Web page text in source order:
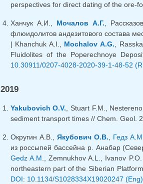
perspectives for direct dating of the ore-
Ханчук А.И., Мочалов А.Г.,
флюидолитов андезитового состава
| Khanchuk A.I., Mochalov A.G.,
Fluidolites of the Poperechnoye
10.30911/0207-4028-2020-39-1-48-52
2019
Yakubovich O.V. , Stuart F.M.,
sediment transport times // Chem. Geol.
Округин А.В., Якубович О.В. Гедз А.М.
из россыпей бассейна р. Анабар
Gedz A.M.
, Zemnukhov A.L., Ivanov
northeastern part of the Siberian
DOI: 10.1134/S1028334X19020247 (Eng)